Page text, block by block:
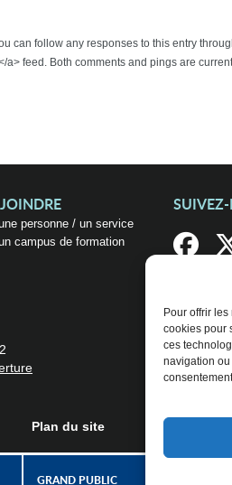
Pour offrir
cookies pour
ces
navigation ou
can follow any responses to this entry
feed. Both comments and pings are
personne / un service
campus de formation
Plan du site
GRAND PUBLIC